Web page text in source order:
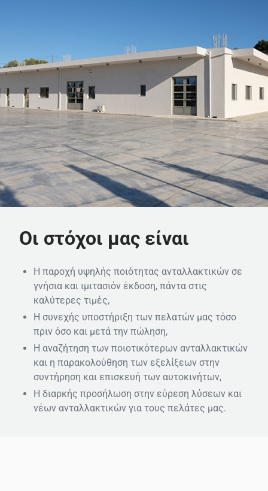
Οι στόχοι μας είναι
Η παροχή υψηλής ποιότητας ανταλλακτικών σε
γνήσια και ιμιτασιόν έκδοση, πάντα στις
καλύτερες τιμές,
Η συνεχής υποστήριξη των πελατών μας τόσο
πριν όσο και μετά την πώληση,
Η αναζήτηση των ποιοτικότερων ανταλλακτικών
και η παρακολούθηση των εξελίξεων στην
συντήρηση και επισκευή των αυτοκινήτων,
Η διαρκής προσήλωση στην εύρεση λύσεων και
νέων ανταλλακτικών για τους πελάτες μας.